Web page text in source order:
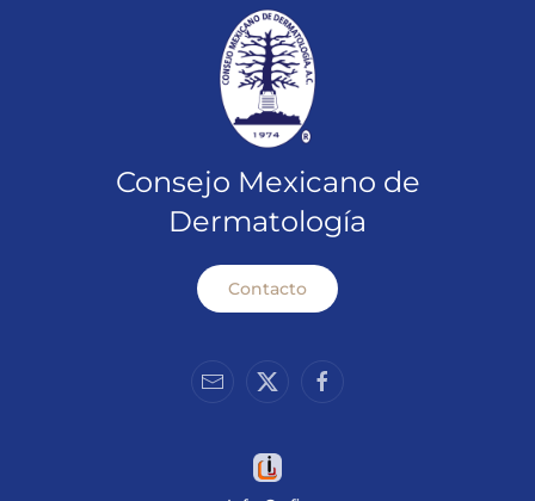
Consejo Mexicano de
Dermatología
Contacto